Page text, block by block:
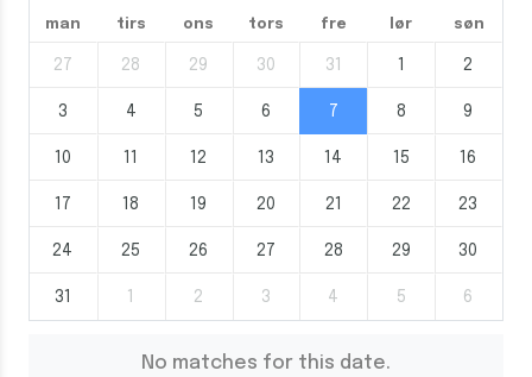
man tirs ons tors fre lør søn
27 28 29 30 31 2
3 4 5 6 7 8 9
10 12 13 14 15 16
17 18 19 20 21 22 23
24 25 26 27 28 29 30
31 2 3 4 5 6
No matches for this date.